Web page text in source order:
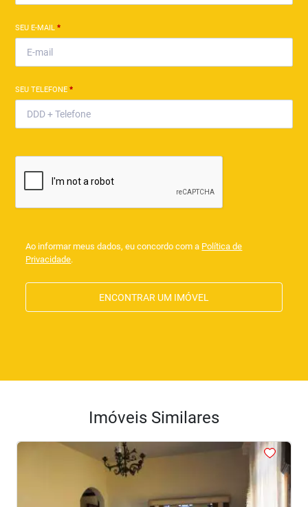
SEU E-MAIL*
SEU TELEFONE*
Ao informar meus dados, eu concordo com a Política de
Privacidade.
ENCONTRAR UM IMÓVEL
Imóveis Similares